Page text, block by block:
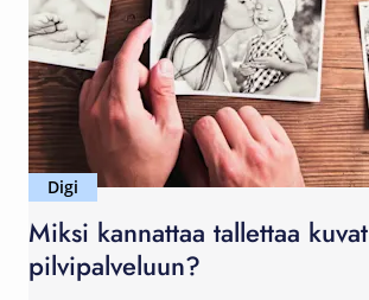
Digi
Miksi kannattaa tallettaa
pilvipalveluun?